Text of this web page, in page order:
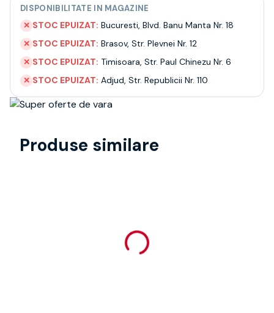
Intrebari frecvente
DISPONIBILITATE IN MAGAZINE
✕ STOC EPUIZAT: Bucuresti, Blvd. Banu Manta Nr. 18
✕ STOC EPUIZAT: Brasov, Str. Plevnei Nr. 12
✕ STOC EPUIZAT: Timisoara, Str. Paul Chinezu Nr. 6
✕ STOC EPUIZAT: Adjud, Str. Republicii Nr. 110
Produse similare